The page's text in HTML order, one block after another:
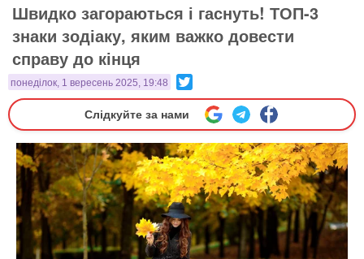
Швидко загораються і гаснуть! ТОП-3
знаки зодіаку, яким важко довести
справу до кінця
понеділок, 1 вересень 2025, 19:48
Слідкуйте за нами